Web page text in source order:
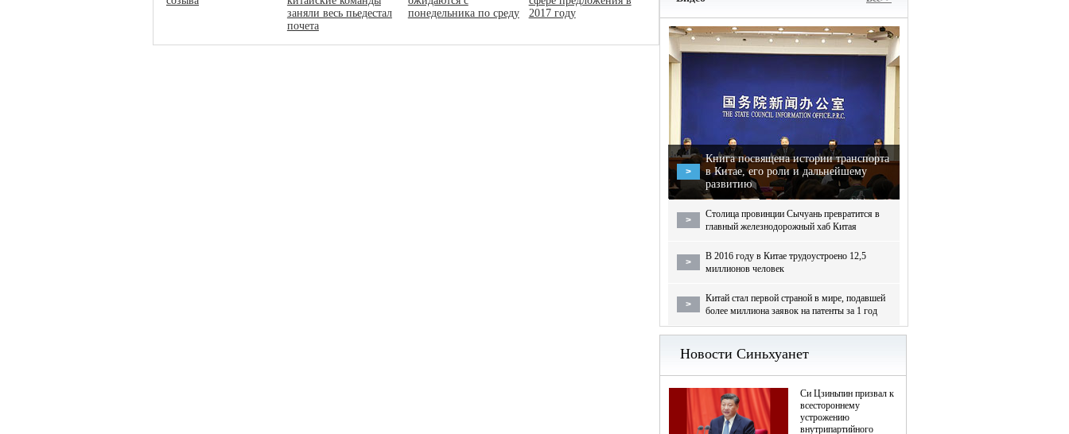
заняли весь пьедестал
почета
понедельника по среду
2017 году
>
Книга посвящена истории транспорта
в Китае, его роли и дальнейшему
развитию
>
Столица провинции Сычуань превратится в
главный железнодорожный хаб Китая
>
В 2016 году в Китае трудоустроено 12,5
миллионов человек
>
Китай стал первой страной в мире, подавшей
более миллиона заявок на патенты за 1 год